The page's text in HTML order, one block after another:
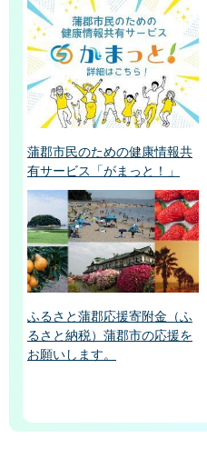
蒲郡市民のための健康情報共
有サービス「がまっと！」
ふるさと蒲郡応援寄附金（ふ
るさと納税）蒲郡市の応援を
お願いします。